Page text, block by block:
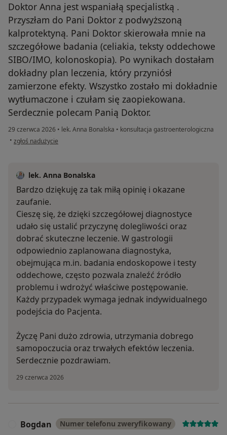
Doktor Anna jest wspaniałą specjalistką .
Przyszłam do Pani Doktor z podwyższoną
kalprotektyną. Pani Doktor skierowała mnie na
szczegółowe badania (celiakia, teksty oddechowe
SIBO/IMO, kolonoskopia). Po wynikach dostałam
dokładny plan leczenia, który przyniósł
zamierzone efekty. Wszystko zostało mi dokładnie
wytłumaczone i czułam się zaopiekowana.
Serdecznie polecam Panią Doktor.
29 czerwca 2026 • lek. Anna Bonalska • konsultacja gastroenterologiczna
• w opinii użytkownika Sonia
zgłoś nadużycie
lek. Anna Bonalska
Bardzo dziękuję za tak miłą opinię i okazane
zaufanie.
Cieszę się, że dzięki szczegółowej diagnostyce
udało się ustalić przyczynę dolegliwości oraz
dobrać skuteczne leczenie. W gastrologii
odpowiednio zaplanowana diagnostyka,
obejmująca m.in. badania endoskopowe i testy
oddechowe, często pozwala znaleźć źródło
problemu i wdrożyć właściwe postępowanie.
Każdy przypadek wymaga jednak indywidualnego
podejścia do Pacjenta.
Życzę Pani dużo zdrowia, utrzymania dobrego
samopoczucia oraz trwałych efektów leczenia.
Serdecznie pozdrawiam.
29 czerwca 2026
Bogdan Numer telefonu zweryfikowany